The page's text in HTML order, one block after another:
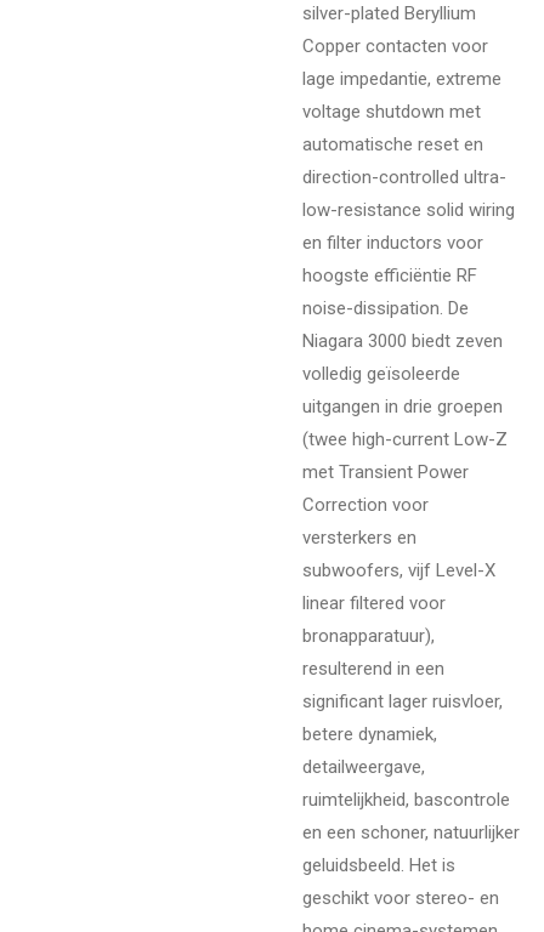
silver-plated Beryllium
Copper contacten voor
lage impedantie, extreme
voltage shutdown met
automatische reset en
direction-controlled ultra-
low-resistance solid wiring
en filter inductors voor
hoogste efficiëntie RF
noise-dissipation. De
Niagara 3000 biedt zeven
volledig geïsoleerde
uitgangen in drie groepen
(twee high-current Low-Z
met Transient Power
Correction voor
versterkers en
subwoofers, vijf Level-X
linear filtered voor
bronapparatuur),
resulterend in een
significant lager ruisvloer,
betere dynamiek,
detailweergave,
ruimtelijkheid, bascontrole
en een schoner, natuurlijker
geluidsbeeld. Het is
geschikt voor stereo- en